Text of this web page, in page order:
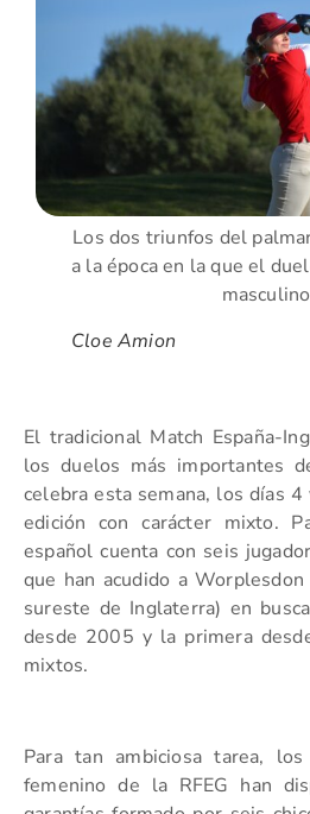
Los dos triunfos del
a la época en la que el
masculino
Cloe Amion
El tradicional Match España-
los duelos más importantes
celebra esta semana, los días
edición con carácter mixto.
español cuenta con seis
que han acudido a
sureste de Inglaterra) en
desde 2005 y la primera
mixtos.
Para tan ambiciosa tarea,
femenino de la RFEG han